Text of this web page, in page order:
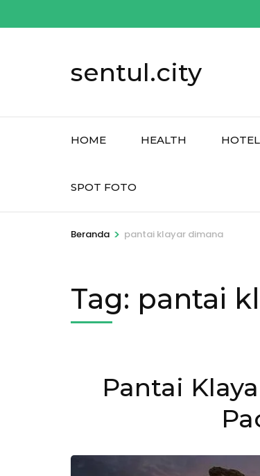
ke
sentul.city
HOME HEALTH HOTEL
SPOT FOTO
Beranda > pantai klayar dimana
Tag: pantai
Pantai